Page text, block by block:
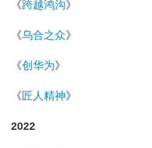
《跨越鸿沟》
《乌合之众》
《创华为》
《 匠人精神》
2022